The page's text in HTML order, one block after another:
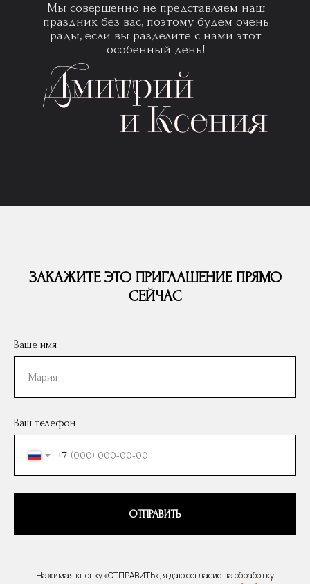
Мы совершенно не представляем наш
праздник без вас, поэтому будем очень
рады, если вы разделите с нами этот
особенный день!
ЗАКАЖИТЕ ЭТО ПРИГЛАШЕНИЕ ПРЯМО
СЕЙЧАС
Ваше имя
Ваш телефон
+7
ОТПРАВИТЬ
Нажимая кнопку «ОТПРАВИТЬ», я даю согласие на обработку